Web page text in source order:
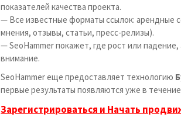
показателей качества проекта.
— Все известные форматы ссылок: арендные
мнения, отзывы, статьи, пресс-релизы).
— SeoHammer покажет, где рост или
внимание.
SeoHammer еще предоставляет технологию
первые результаты появляются уже в
Зарегистрироваться и Начать